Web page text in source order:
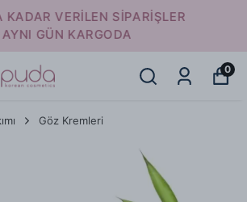
VERİLEN SİPARİŞLER
AYNI GÜN KARGODA
0
Göz Kremleri